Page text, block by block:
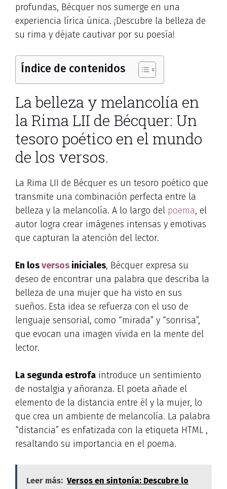
profundas, Bécquer nos sumerge en una
experiencia lírica única. ¡Descubre la belleza de
su rima y déjate cautivar por su poesía!
Índice de contenidos
La belleza y melancolía en
la Rima LII de Bécquer: Un
tesoro poético en el mundo
de los versos.
La Rima LII de Bécquer es un tesoro poético que
transmite una combinación perfecta entre la
belleza y la melancolía. A lo largo del poema, el
autor logra crear imágenes intensas y emotivas
que capturan la atención del lector.
En losversos iniciales, Bécquer expresa su
deseo de encontrar una palabra que describa la
belleza de una mujer que ha visto en sus
sueños. Esta idea se refuerza con el uso de
lenguaje sensorial, como “mirada” y “sonrisa”,
que evocan una imagen vívida en la mente del
lector.
La segunda estrofa introduce un sentimiento
de nostalgia y añoranza. El poeta añade el
elemento de la distancia entre él y la mujer, lo
que crea un ambiente de melancolía. La palabra
“distancia” es enfatizada con la etiqueta HTML ,
resaltando su importancia en el poema.
Leer más: Versos en sintonía: Descubre lo